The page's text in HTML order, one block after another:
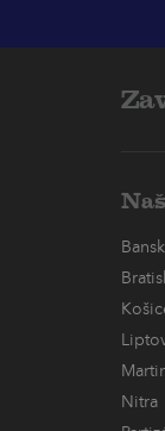
Nitra